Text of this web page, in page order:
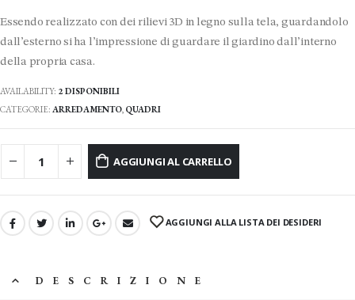
Essendo realizzato con dei rilievi 3D in legno sulla tela, guardandolo
dall’esterno si ha l’impressione di guardare il giardino dall’interno
della propria casa.
AVAILABILITY: 2 DISPONIBILI
CATEGORIE: ARREDAMENTO, QUADRI
AGGIUNGI AL CARRELLO
AGGIUNGI ALLA LISTA DEI DESIDERI
DESCRIZIONE